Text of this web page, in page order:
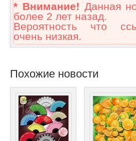
* Внимание! Данная
более 2 лет назад.
Вероятность что
очень низкая.
Похожие новости